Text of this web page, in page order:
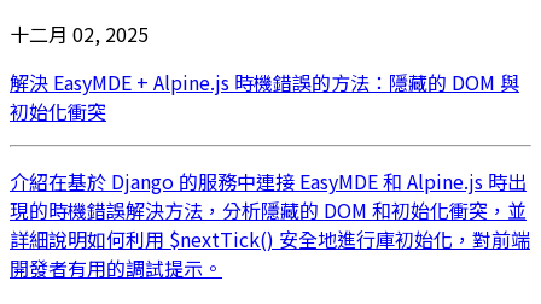
十二月 02, 2025
解決 EasyMDE + Alpine.js 時機錯誤的方法：隱藏的 DOM 與
初始化衝突
介紹在基於 Django 的服務中連接 EasyMDE 和 Alpine.js 時出
現的時機錯誤解決方法，分析隱藏的 DOM 和初始化衝突，並
詳細說明如何利用 $nextTick() 安全地進行庫初始化，對前端
開發者有用的調試提示。